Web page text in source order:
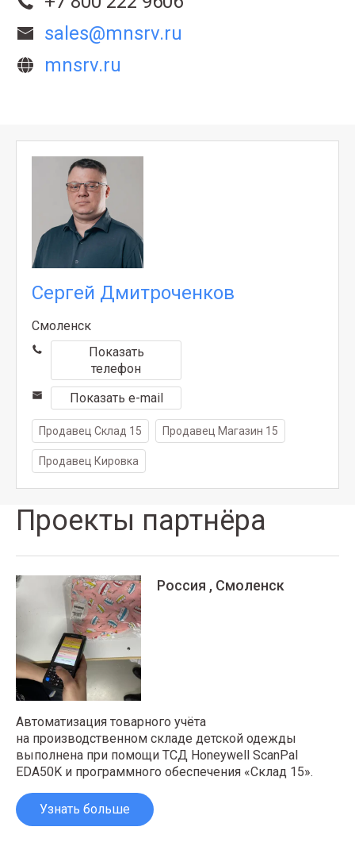
sales@mnsrv.ru
mnsrv.ru
Сергей Дмитроченков
Смоленск
Показать
телефон
Показать e-mail
Продавец Склад 15 Продавец Магазин 15
Продавец Кировка
Проекты партнёра
Россия , Смоленск
Автоматизация товарного учёта
на производственном складе детской одежды
выполнена при помощи ТСД Honeywell ScanPal
EDA50K и программного обеспечения «Склад 15».
Узнать больше